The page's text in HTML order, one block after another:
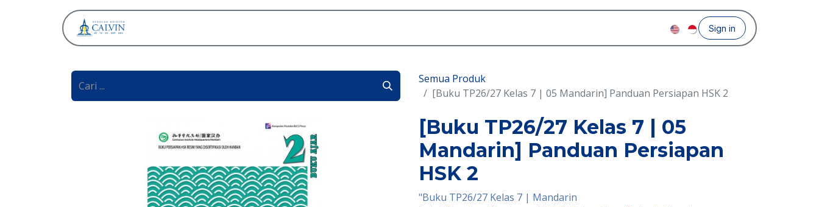
Sign in
Semua Produk
[Buku TP26/27 Kelas 7 | 05 Mandarin] Panduan Persiapan HSK 2
[Buku TP26/27 Kelas 7 | 05
Mandarin] Panduan Persiapan
HSK 2
"Buku TP26/27 Kelas 7 | Mandarin